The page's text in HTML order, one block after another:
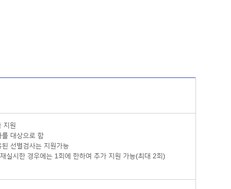
지원
대상으로 함
선별검사는 지원가능
실시한 경우에는 1회에 한하여 추가 지원 가능(최대 2회)